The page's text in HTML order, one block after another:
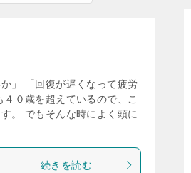
」 「回復が遅くなって疲労
０歳を超えているので、こ
。 でもそんな時によく頭に
続きを読む